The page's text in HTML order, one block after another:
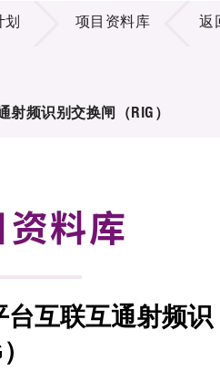
书
划 项目资料库
频识别交换闸（RIG）
返
资料库
台互联互通射频识